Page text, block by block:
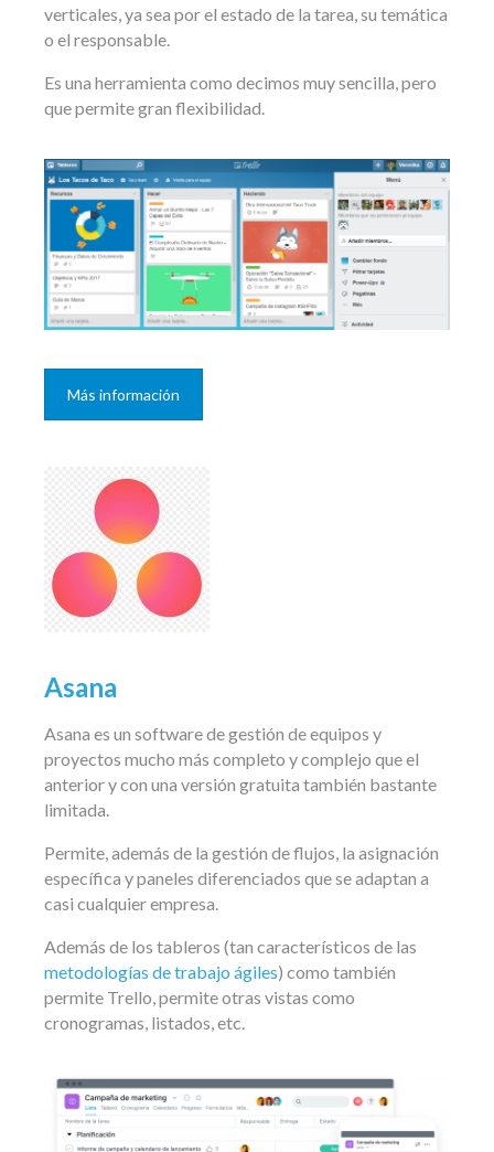
verticales, ya sea por el estado de la tarea, su temática
o el responsable.
Es una herramienta como decimos muy sencilla, pero
que permite gran flexibilidad.
Más información
Asana
Asana es un software de gestión de equipos y
proyectos mucho más completo y complejo que el
anterior y con una versión gratuita también bastante
limitada.
Permite, además de la gestión de flujos, la asignación
específica y paneles diferenciados que se adaptan a
casi cualquier empresa.
Además de los tableros (tan característicos de las
metodologías de trabajo ágiles) como también
permite Trello, permite otras vistas como
cronogramas, listados, etc.